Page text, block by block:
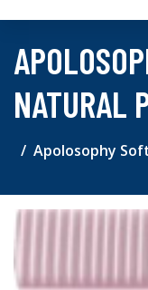
NATURAL
Apolosophy